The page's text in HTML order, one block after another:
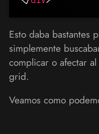
Esto daba bastantes
simplemente
complicar o afectar
grid.
Veamos como